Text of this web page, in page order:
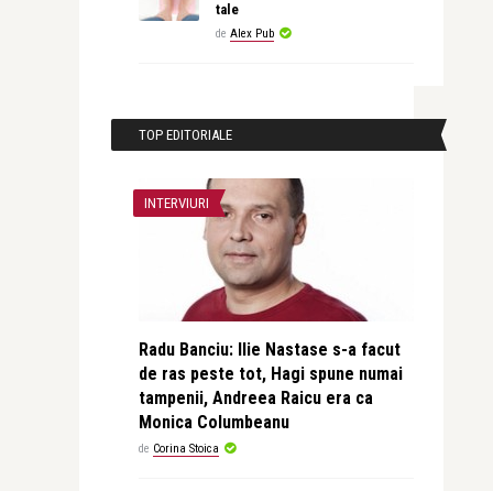
tale
de Alex Pub
TOP EDITORIALE
INTERVIURI
Radu Banciu: Ilie Nastase s-a facut
de ras peste tot, Hagi spune numai
tampenii, Andreea Raicu era ca
Monica Columbeanu
de Corina Stoica